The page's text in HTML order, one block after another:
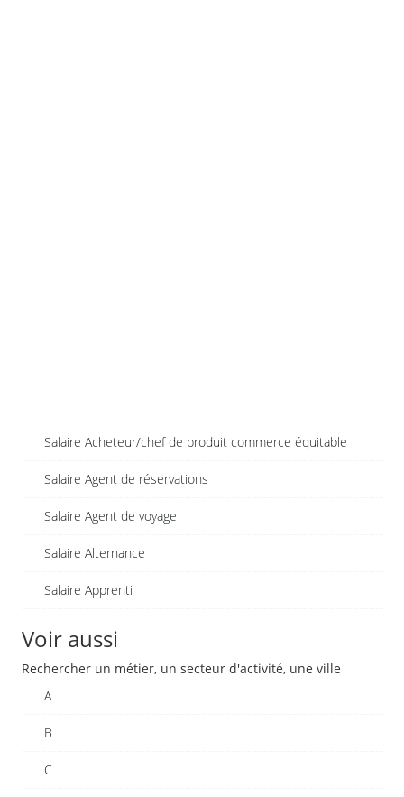
Salaire Acheteur/chef de produit commerce équitable
Salaire Agent de réservations
Salaire Agent de voyage
Salaire Alternance
Salaire Apprenti
Voir aussi
Rechercher un métier, un secteur d'activité, une ville
A
B
C